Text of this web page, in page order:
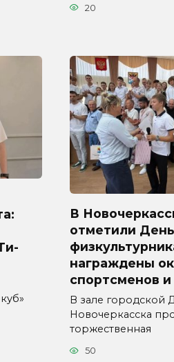
20
В
отметили День
награждены
спортсменов
В зале городской
Новочеркасска
торжественная
50